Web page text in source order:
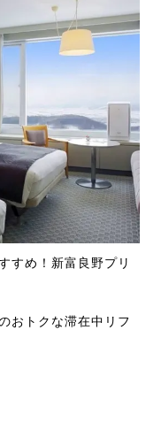
すめ！新富良野プリ
おトクな滞在中リフ